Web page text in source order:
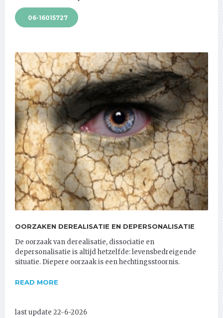
06-16015727
OORZAKEN DEREALISATIE EN DEPERSONALISATIE
De oorzaak van derealisatie, dissociatie en
depersonalisatie is altijd hetzelfde: levensbedreigende
situatie. Diepere oorzaak is een hechtingsstoornis.
READ MORE
last update 22-6-2026